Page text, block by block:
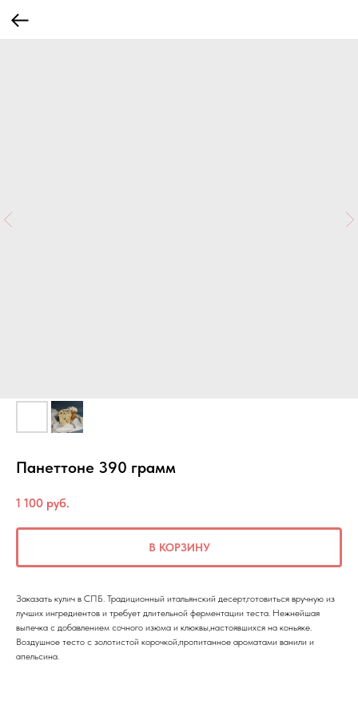
Панеттоне 390 грамм
1 100 руб.
В КОРЗИНУ
Заказать кулич в СПБ. Традиционный итальянский десерт,готовиться вручную из
лучших ингредиентов и требует длительной ферментации теста. Нежнейшая
выпечка с добавлением сочного изюма и клюквы,настоявшихся на коньяке.
Воздушное тесто с золотистой корочкой,пропитанное ароматами ванили и
апельсина.